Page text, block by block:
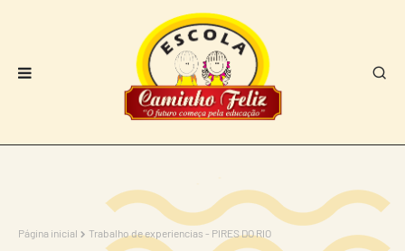
Página inicial Trabalho de experiencias - PIRES DO RIO